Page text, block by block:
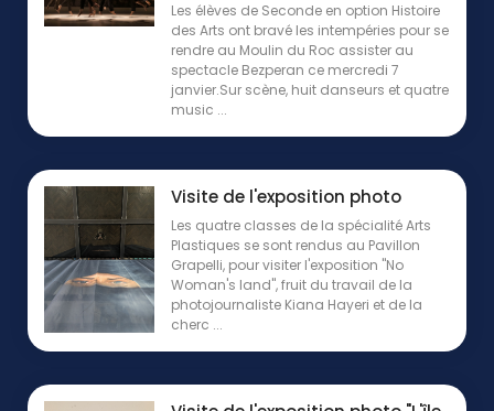
Les élèves de Seconde en option Histoire
des Arts ont bravé les intempéries pour se
rendre au Moulin du Roc assister au
spectacle Bezperan ce mercredi 7
janvier.Sur scène, huit danseurs et quatre
music ...
Visite de l'exposition photo
Les quatre classes de la spécialité Arts
Plastiques se sont rendus au Pavillon
Grapelli, pour visiter l'exposition "No
Woman's land", fruit du travail de la
photojournaliste Kiana Hayeri et de la
cherc ...